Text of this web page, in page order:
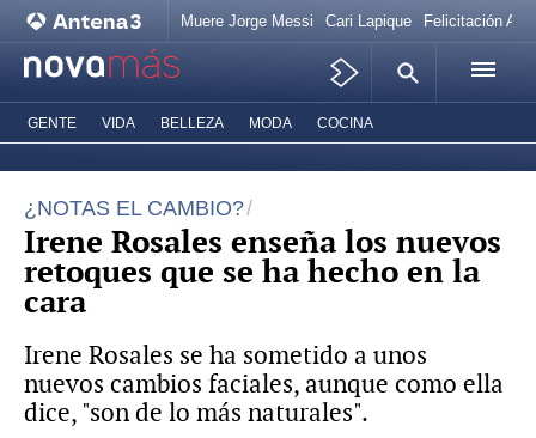
Muere Jorge Messi Cari Lapique Felicitación
GENTE VIDA BELLEZA MODA COCINA
¿NOTAS EL CAMBIO?
Irene Rosales enseña los nuevos
retoques que se ha hecho en la
cara
Irene Rosales se ha sometido a unos
nuevos cambios faciales, aunque como ella
dice, "son de lo más naturales".